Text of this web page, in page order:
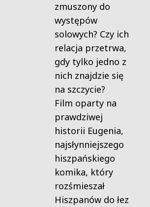
zmuszony do
występów
solowych? Czy ich
relacja przetrwa,
gdy tylko jedno z
nich znajdzie się
na szczycie?
Film oparty na
prawdziwej
historii Eugenia,
najsłynniejszego
hiszpańskiego
komika, który
rozśmieszał
Hiszpanów do łez